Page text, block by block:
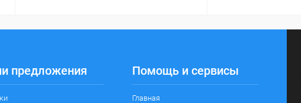
предложения Помощь и сервисы
Главная